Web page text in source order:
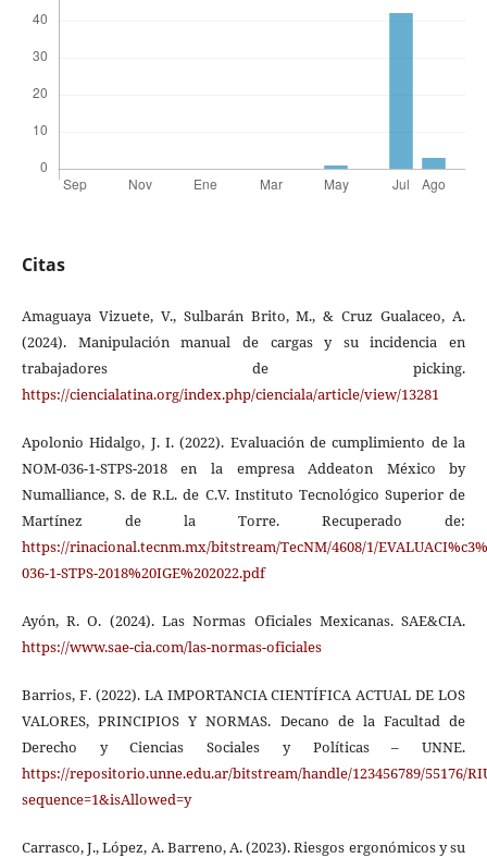
Citas
Amaguaya Vizuete, V., Sulbarán Brito, M., & Cruz Gualaceo, A.
(2024). Manipulación manual de cargas y su incidencia en
trabajadores de picking.
https://ciencialatina.org/index.php/cienciala/article/view/13281
Apolonio Hidalgo, J. I. (2022). Evaluación de cumplimiento de la
NOM-036-1-STPS-2018 en la empresa Addeaton México by
Numalliance, S. de R.L. de C.V. Instituto Tecnológico Superior de
Martínez de la Torre. Recuperado de:
https://rinacional.tecnm.mx/bitstream/TecNM/4608/1/
036-1-STPS-2018%20IGE%202022.pdf
Ayón, R. O. (2024). Las Normas Oficiales Mexicanas. SAE&CIA.
https://www.sae-cia.com/las-normas-oficiales
Barrios, F. (2022). LA IMPORTANCIA CIENTÍFICA ACTUAL DE LOS
VALORES, PRINCIPIOS Y NORMAS. Decano de la Facultad de
Derecho y Ciencias Sociales y Políticas – UNNE.
https://repositorio.unne.edu.ar/bitstream/handle/123456789/55176/
sequence=1&isAllowed=y
Carrasco, J., López, A. Barreno, A. (2023). Riesgos ergonómicos y su